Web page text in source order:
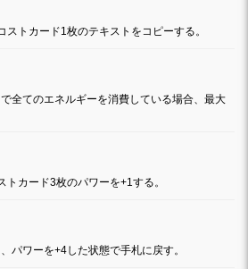
トカード1枚のテキストをコピーする。
全てのエネルギーを消費している場合、最大
カード3枚のパワーを+1する。
パワーを+4した状態で手札に戻す。